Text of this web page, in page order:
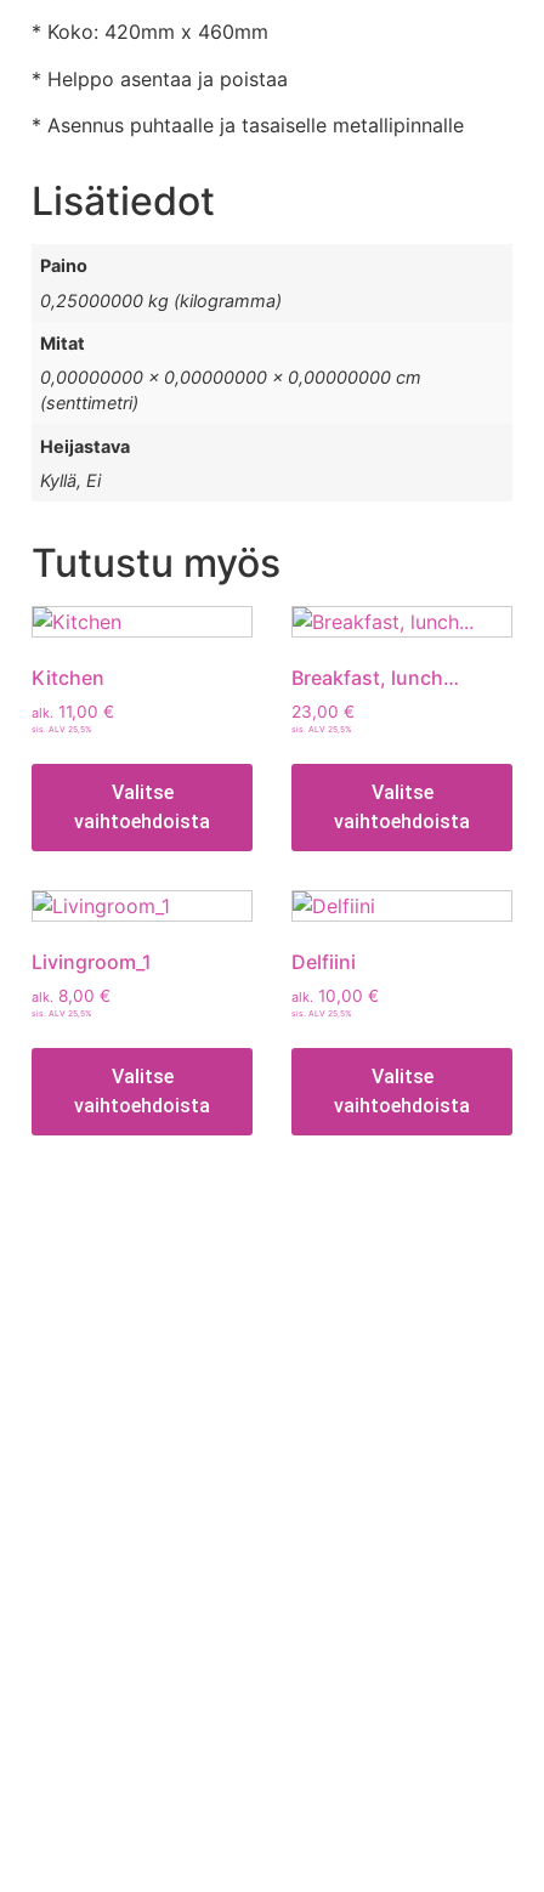
* Koko: 420mm x 460mm
* Helppo asentaa ja poistaa
* Asennus puhtaalle ja tasaiselle metallipinnalle
Lisätiedot
Paino
0,25000000 kg (kilogramma)
Mitat
0,00000000 × 0,00000000 × 0,00000000 cm
(senttimetri)
Heijastava
Kyllä, Ei
Tutustu myös
Kitchen
alk. 11,00 €
sis. ALV 25,5%
Valitse
vaihtoehdoista
Breakfast, lunch…
23,00 €
sis. ALV 25,5%
Valitse
vaihtoehdoista
Livingroom_1
alk. 8,00 €
sis. ALV 25,5%
Valitse
vaihtoehdoista
Delfiini
alk. 10,00 €
sis. ALV 25,5%
Valitse
vaihtoehdoista